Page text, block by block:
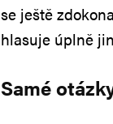
se ještě
hlasuje úplně
Samé